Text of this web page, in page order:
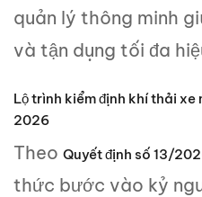
quản lý thông minh
và tận dụng tối đa
Lộ trình kiểm định khí thải
2026
Theo Quyết định số 13/
thức bước vào kỷ